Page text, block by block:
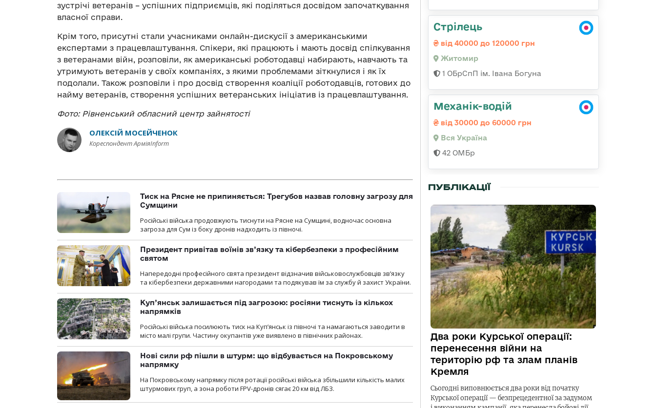
зустрічі ветеранів – успішних підприємців, які поділяться досвідом започаткування
власної справи.
Крім того, присутні стали учасниками онлайн-дискусії з американськими
експертами з працевлаштування. Спікери, які працюють і мають досвід спілкування
з ветеранами війн, розповіли, як американські роботодавці набирають, навчають та
утримують ветеранів у своїх компаніях, з якими проблемами зіткнулися і як їх
подолали. Також розповіли і про досвід створення коаліції роботодавців, готових до
найму ветеранів, створення успішних ветеранських ініціатив із працевлаштування.
Фото: Рівненський обласний центр зайнятості
ОЛЕКСІЙ МОСЕЙЧЕНОК
Кореспондент АрміяInform
Тиск на Рясне не припиняється: Трегубов назвав головну загрозу для
Сумщини
Російські війська продовжують тиснути на Рясне на Сумщині, водночас основна
загроза для Сум із боку дронів надходить із півночі.
Президент привітав воїнів зв’язку та кібербезпеки з професійним
святом
Напередодні професійного свята президент відзначив військовослужбовців зв’язку
та кібербезпеки державними нагородами та подякував їм за службу й захист України.
Куп’янськ залишається під загрозою: росіяни тиснуть із кількох
напрямків
Російські війська посилюють тиск на Куп’янськ із півночі та намагаються заводити в
місто малі групи. Частину окупантів уже виявлено в північних районах.
Нові сили рф пішли в штурм: що відбувається на Покровському
напрямку
На Покровському напрямку після ротації російські війська збільшили кількість малих
штурмових груп, а зона роботи FPV-дронів сягає 20 км від ЛБЗ.
Стрілець
від 40000 до 120000 грн
Житомир
1 ОБрСпП ім. Івана Богуна
Механік-водій
від 30000 до 60000 грн
Вся Україна
42 ОМБр
ПУБЛІКАЦІЇ
Два роки Курської операції:
перенесення війни на
територію рф та злам планів
Кремля
Сьогодні виповнюється два роки від початку
Курської операції — безпрецедентної за задумом